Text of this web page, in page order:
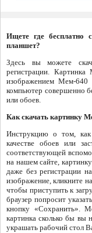
Ищете где бесплатно
планшет?
Здесь вы можете
регистрации.
изображением Мем-640
компьютер совершенно
или обоев.
Как скачать картинку
Инструкцию о том, как
качестве обоев или
соответствующей
на нашем сайте,
даже без регистрации
изображение, кликните
чтобы приступить к
браузер попросит
кнопку «Сохранить».
картинка сколько бы вы
украшать рабочий стол